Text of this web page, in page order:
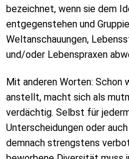
bezeichnet, wenn sie dem
entgegenstehen und
Weltanschauungen,
und/oder Lebenspraxen
Mit anderen Worten: Schon
anstellt, macht sich als
verdächtig. Selbst für
Unterscheidungen oder
demnach strengstens